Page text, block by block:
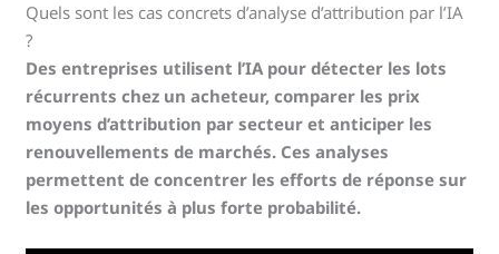
Quels sont les cas concrets d’analyse d’attribution par l’IA
?
Des entreprises utilisent l’IA pour détecter les lots
récurrents chez un acheteur, comparer les prix
moyens d’attribution par secteur et anticiper les
renouvellements de marchés. Ces analyses
permettent de concentrer les efforts de réponse sur
les opportunités à plus forte probabilité.